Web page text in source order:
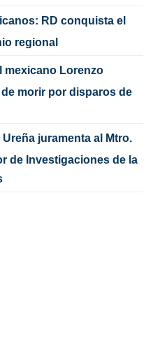
RD conquista el
regional
mexicano Lorenzo
morir por disparos de
juramenta al Mtro.
de Investigaciones de la